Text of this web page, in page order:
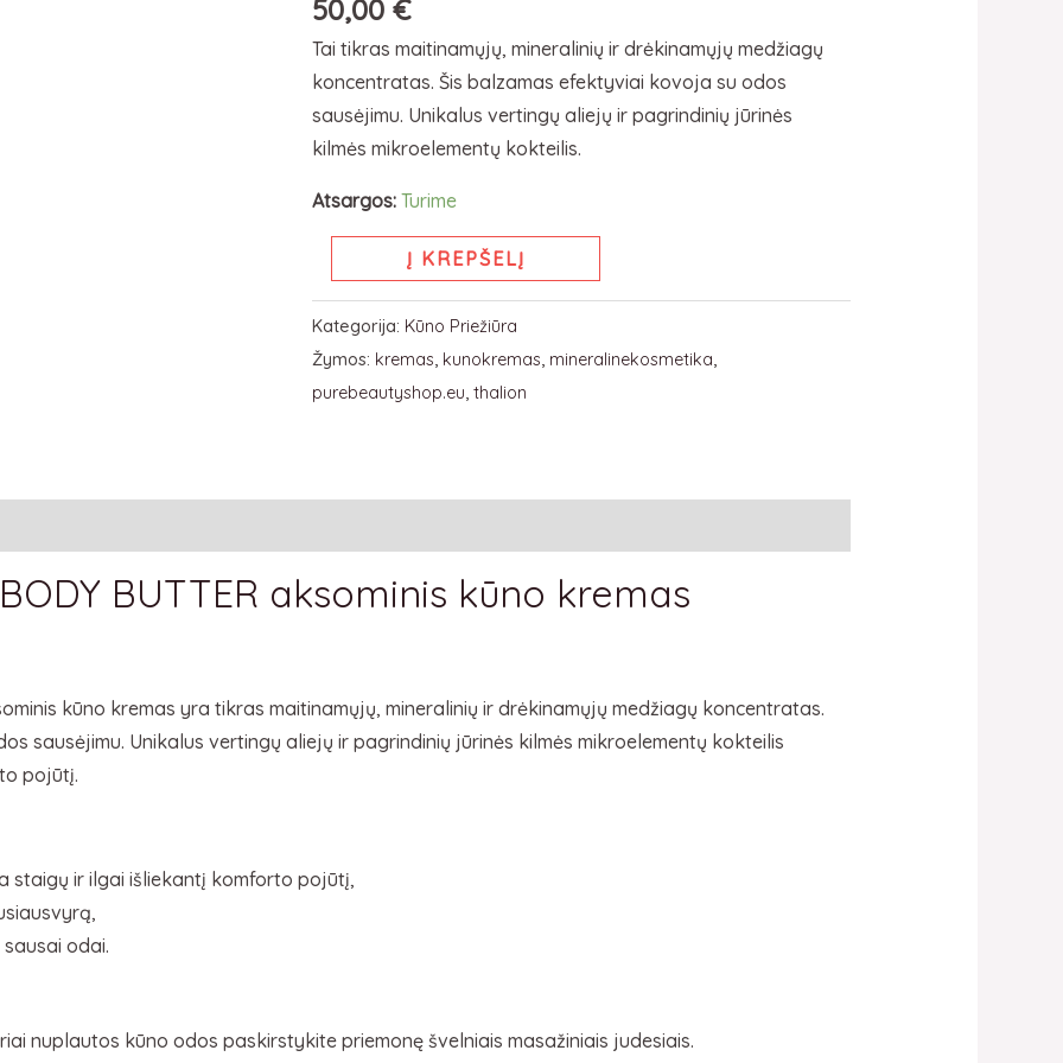
50,00€
Tai tikras maitinamųjų, mineralinių ir drėkinamųjų medžiagų
koncentratas. Šis balzamas efektyviai kovoja su odos
sausėjimu. Unikalus vertingų aliejų ir pagrindinių jūrinės
kilmės mikroelementų kokteilis.
Atsargos: Turime
kremas
Į KREPŠELĮ
Kategorija: Kūno Priežiūra
Žymos: kremas, kunokremas, mineralinekosmetika,
purebeautyshop.eu,thalion
BUTTER aksominis kūno kremas
kūno kremas yra tikras maitinamųjų, mineralinių ir drėkinamųjų medžiagų koncentratas.
sausėjimu. Unikalus vertingų aliejų ir pagrindinių jūrinės kilmės mikroelementų kokteilis
pojūtį.
staigų ir ilgai išliekantį komforto pojūtį,
odai.
nuplautos kūno odos paskirstykite priemonę švelniais masažiniais judesiais.